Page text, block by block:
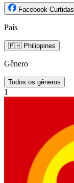
Facebook Curtidas
País
🇵🇭 Philippines
Gênero
Todos os gêneros
1